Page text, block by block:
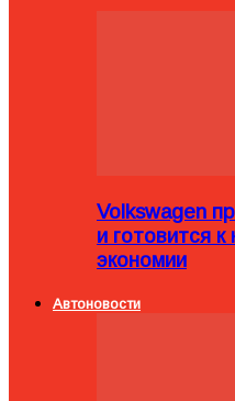
Volkswagen
и готовится
экономии
Автоновости